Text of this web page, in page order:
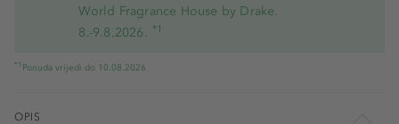
World Fragrance House by Drake.
8.-9.8.2026. *1
*1 Ponuda vrijedi do 10.08.2026
OPIS